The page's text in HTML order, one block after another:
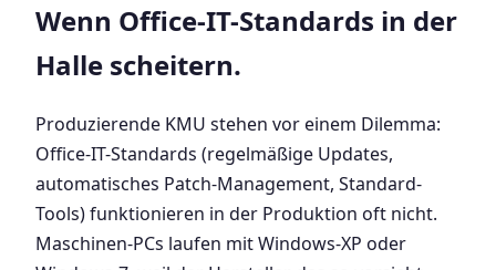
Wenn Office-IT-Standards in der
Halle scheitern.
Produzierende KMU stehen vor einem Dilemma:
Office-IT-Standards (regelmäßige Updates,
automatisches Patch-Management, Standard-
Tools) funktionieren in der Produktion oft nicht.
Maschinen-PCs laufen mit Windows-XP oder